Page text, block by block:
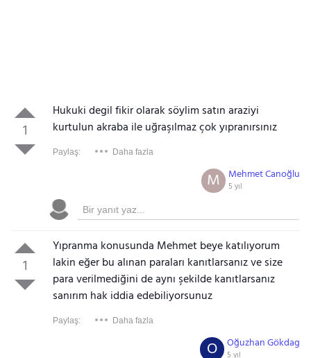
1
Hukuki degil fikir olarak söylim satın araziyi
kurtulun akraba ile uğraşılmaz çok yıpranırsınız
Paylaş: Daha fazla
Mehmet Canoğlu
5 yıl
M
1
Yıpranma konusunda Mehmetbeye katılıyorum
lakin eğer bu alınan paraları kanıtlarsanız ve size
para verilmediğini de aynı şekilde kanıtlarsanız
sanırım hak iddia edebiliyorsunuz
Paylaş: Daha fazla
Oğuzhan Gökdag
5 yıl
O